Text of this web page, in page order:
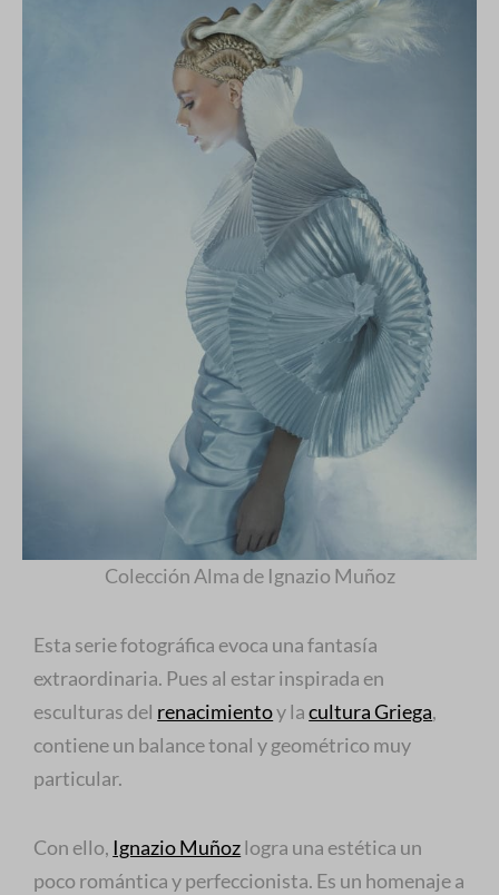
Colección Alma de Ignazio Muñoz
Esta serie fotográfica evoca una fantasía
extraordinaria. Pues al estar inspirada en
esculturas del renacimientoy lacultura Griega,
contiene un balance tonal y geométrico muy
particular.
Con ello, Ignazio Muñozlogra una estética un
poco romántica y perfeccionista. Es un homenaje a